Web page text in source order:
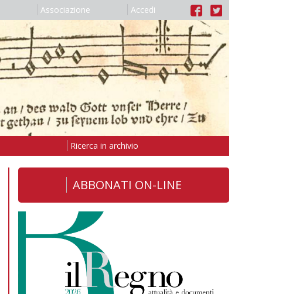
Associazione Accedi
Ricerca in archivio
ABBONATI ON-LINE